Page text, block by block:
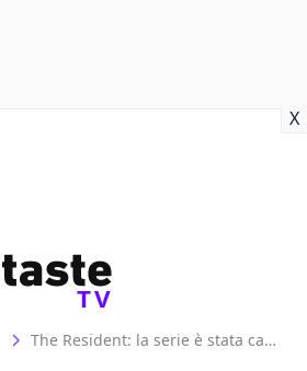
X
TV
The Resident: la serie è stata cancellata al termine della stagione 6?